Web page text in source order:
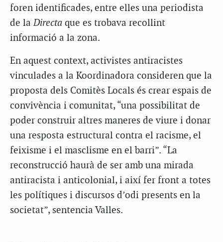
foren identificades, entre elles una periodista
de laDirecta que es trobava recollint
informació a la zona.
En aquest context, activistes antiracistes
vinculades a la Koordinadora consideren que la
proposta dels Comitès Locals és crear espais de
convivència i comunitat, “una possibilitat de
poder construir altres maneres de viure i donar
una resposta estructural contra el racisme, el
feixisme i el masclisme en el barri”. “La
reconstrucció haurà de ser amb una mirada
antiracista i anticolonial, i així fer front a totes
les polítiques i discursos d’odi presents en la
societat”, sentencia Valles.